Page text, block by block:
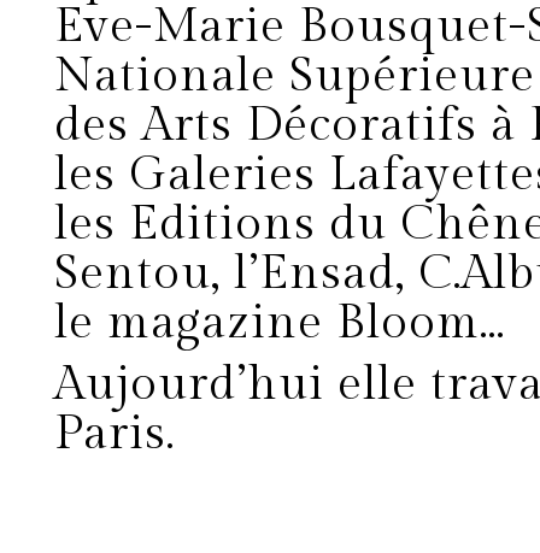
Eve-Marie Bousquet-
Nationale Supérieure
des Arts Décoratifs
les Galeries
les Editions du
Sentou, l’Ensad,
le magazine Bloom…
Aujourd’hui elle
Paris.